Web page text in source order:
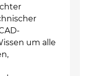
um alle